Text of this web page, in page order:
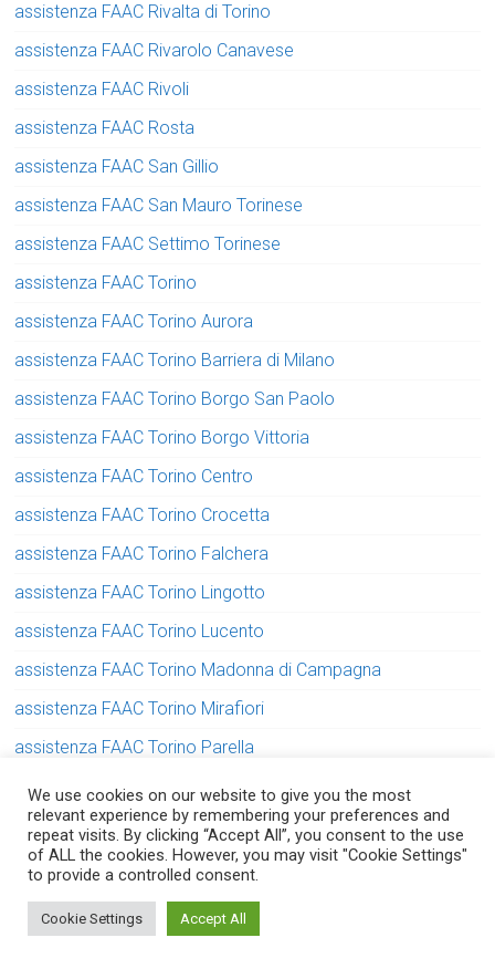
assistenza FAAC Rivalta di Torino
assistenza FAAC Rivarolo Canavese
assistenza FAAC Rivoli
assistenza FAAC Rosta
assistenza FAAC San Gillio
assistenza FAAC San Mauro Torinese
assistenza FAAC Settimo Torinese
assistenza FAAC Torino
assistenza FAAC Torino Aurora
assistenza FAAC Torino Barriera di Milano
assistenza FAAC Torino Borgo San Paolo
assistenza FAAC Torino Borgo Vittoria
assistenza FAAC Torino Centro
assistenza FAAC Torino Crocetta
assistenza FAAC Torino Falchera
assistenza FAAC Torino Lingotto
assistenza FAAC Torino Lucento
assistenza FAAC Torino Madonna di Campagna
assistenza FAAC Torino Mirafiori
assistenza FAAC Torino Parella
assistenza FAAC Torino Pozzo Strada
assistenza FAAC Torino San Donato
assistenza FAAC Torino Santa Rita
assistenza FAAC Torino Vallette
assistenza FAAC Torino Vanchiglia
We use cookies on our website to give you the most
relevant experience by remembering your preferences and
repeat visits. By clicking “Accept All”, you consent to the use
of ALL the cookies. However, you may visit "Cookie Settings"
to provide a controlled consent.
Cookie Settings Accept All
Serve aiuto? Chiedi con fiducia!